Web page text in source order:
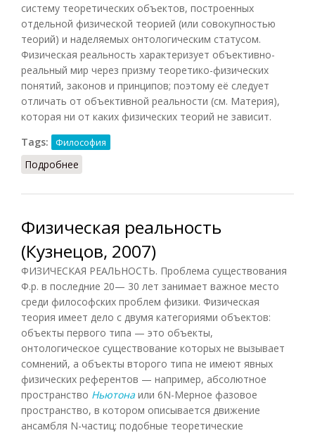
систему теоретических объектов, построенных
отдельной физической теорией (или совокупностью
теорий) и наделяемых онтологическим статусом.
Физическая реальность характеризует объективно-
реальный мир через призму теоретико-физических
понятий, законов и принципов; поэтому её следует
отличать от объективной реальности (см. Материя),
которая ни от каких физических теорий не зависит.
Tags:
Философия
Подробнее
Физическая реальность
(Кузнецов, 2007)
ФИЗИЧЕСКАЯ РЕАЛЬНОСТЬ. Проблема существования
Ф.р. в последние 20— 30 лет занимает важное место
среди философских проблем физики. Физическая
теория имеет дело с двумя категориями объектов:
объекты первого типа — это объекты,
онтологическое существование которых не вызывает
сомнений, а объекты второго типа не имеют явных
физических референтов — например, абсолютное
пространство Ньютона или 6N-Mepнoe фазовое
пространство, в котором описывается движение
ансамбля N-частиц; подобные теоретические